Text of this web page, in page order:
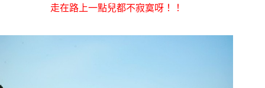
走在路上一點兒都不寂寞呀！！